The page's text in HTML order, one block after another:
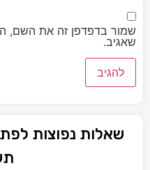
שמור בדפדפן זה את השם,
שאגיב.
שאלות נפוצות